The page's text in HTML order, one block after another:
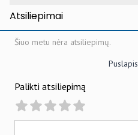
Atsiliepimai
Šiuo metu nėra atsiliepimų.
Puslapis
Palikti atsiliepimą